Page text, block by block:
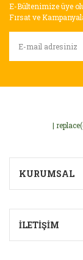
Ürün
Ürün fiyatı
E-Bültenimize üye
Fırsat ve
|
KURUMSAL
İLETİŞİM